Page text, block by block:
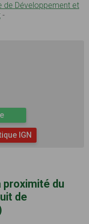
de Développement et
-
IGN
proximité du
de